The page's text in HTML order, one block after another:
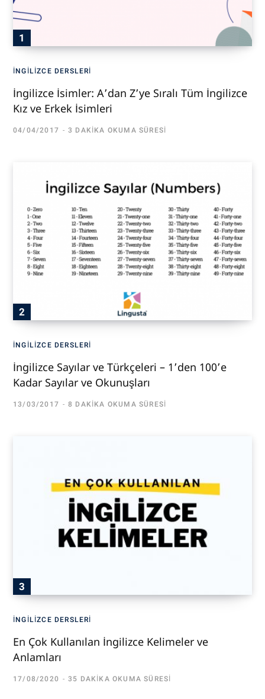
İNGILIZCE DERSLERI
İngilizce İsimler: A’dan Z’ye Sıralı Tüm İngilizce
Kız ve Erkek İsimleri
04/04/2017 3 DAKIKA OKUMA SÜRESI
İNGILIZCE DERSLERI
İngilizce Sayılar ve Türkçeleri – 1’den 100’e
Kadar Sayılar ve Okunuşları
13/03/2017 8 DAKIKA OKUMA SÜRESI
İNGILIZCE DERSLERI
En Çok Kullanılan İngilizce Kelimeler ve
Anlamları
17/08/2020 35 DAKIKA OKUMA SÜRESI